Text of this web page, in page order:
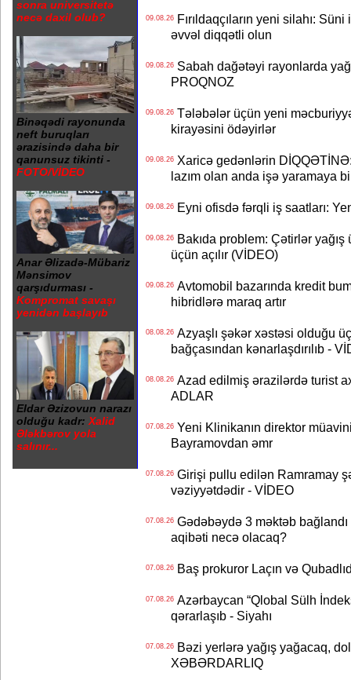
sonra universitetə
necə daxil olub?
Binəqədi rayonunda
neft buruqları
ərazisində daha bir
qanunsuz tikinti -
FOTO/VİDEO
Anar Əlizadə-Mübariz
Mənsimov
qarşıdurması -
Kompromat savaşı
yenidən başlayıb
Eldar Əzizovun narazı
olduğu kadr: Xalid
Ələkbərov yola
salınır...
09.08.26Fırıldaqçıların yeni silahı:
əvvəl diqqətli olun
09.08.26Sabah dağətəyi rayonlarda
PROQNOZ
09.08.26Tələbələr üçün yeni
kirayəsini ödəyirlər
09.08.26Xaricə gedənlərin DİQQƏTİNƏ:
lazım olan anda işə yaramaya
09.08.26Eyni ofisdə fərqli iş saatları:
09.08.26Bakıda problem: Çətirlər
üçün açılır (VİDEO)
09.08.26Avtomobil bazarında kredit
hibridlərə maraq artır
08.08.26Azyaşlı şəkər xəstəsi olduğu
bağçasından kənarlaşdırılıb -
08.08.26Azad edilmiş ərazilərdə turist
ADLAR
07.08.26Yeni Klinikanın direktor müavini
Bayramovdan əmr
07.08.26Girişi pullu edilən Ramramay
vəziyyətdədir - VİDEO
07.08.26Gədəbəydə 3 məktəb
aqibəti necə olacaq?
07.08.26Baş prokuror Laçın və
07.08.26Azərbaycan “Qlobal Sülh
qərarlaşıb - Siyahı
07.08.26Bəzi yerlərə yağış yağacaq,
XƏBƏRDARLIQ